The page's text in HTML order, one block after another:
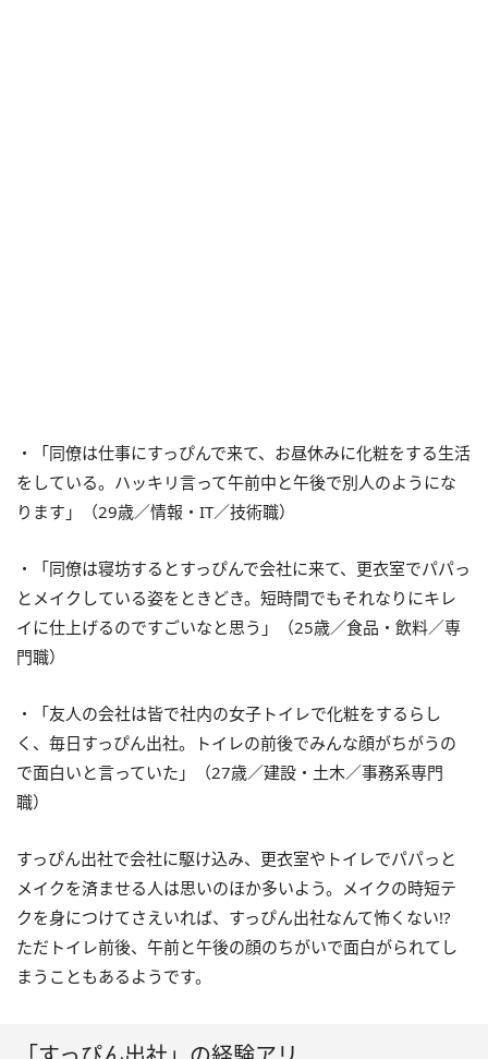
・「同僚は仕事にすっぴんで来て、お昼休みに化粧をする生活
をしている。ハッキリ言って午前中と午後で別人のようにな
ります」（29歳／情報・IT／技術職）
・「同僚は寝坊するとすっぴんで会社に来て、更衣室でパパっ
とメイクしている姿をときどき。短時間でもそれなりにキレ
イに仕上げるのですごいなと思う」（25歳／食品・飲料／専
門職）
・「友人の会社は皆で社内の女子トイレで化粧をするらし
く、毎日すっぴん出社。トイレの前後でみんな顔がちがうの
で面白いと言っていた」（27歳／建設・土木／事務系専門
職）
すっぴん出社で会社に駆け込み、更衣室やトイレでパパっと
メイクを済ませる人は思いのほか多いよう。メイクの時短テ
クを身につけてさえいれば、すっぴん出社なんて怖くない!?
ただトイレ前後、午前と午後の顔のちがいで面白がられてし
まうこともあるようです。